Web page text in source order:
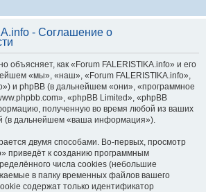
- Соглашение о
объясняет, как «Forum FALERISTIKA.info» и его
«мы», «наш», «Forum FALERISTIKA.info»,
и phpBB (в дальнейшем «они», «программное
«phpBB Limited», «phpBB
полученную во время любой из ваших
(в дальнейшем «ваша информация»).
двумя способами. Во-первых, просмотр
приведёт к созданию программным
числа cookies (небольшие
в папку временных файлов вашего
содержат только идентификатор